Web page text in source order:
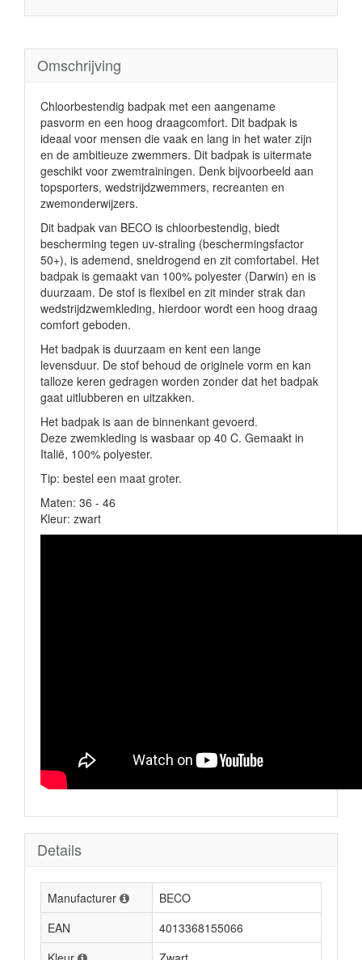
Omschrijving
Chloorbestendig badpak met een aangename
pasvorm en een hoog draagcomfort. Dit badpak is
ideaal voor mensen die vaak en lang in het water zijn
en de ambitieuze zwemmers. Dit badpak is uitermate
geschikt voor zwemtrainingen. Denk bijvoorbeeld aan
topsporters, wedstrijdzwemmers, recreanten en
zwemonderwijzers.
Dit badpak van BECO is chloorbestendig, biedt
bescherming tegen uv-straling (beschermingsfactor
50+), is ademend, sneldrogend en zit comfortabel. Het
badpak is gemaakt van 100% polyester (Darwin) en is
duurzaam. De stof is flexibel en zit minder strak dan
wedstrijdzwemkleding, hierdoor wordt een hoog draag
comfort geboden.
Het badpak is duurzaam en kent een lange
levensduur. De stof behoud de originele vorm en kan
talloze keren gedragen worden zonder dat het badpak
gaat uitlubberen en uitzakken.
Het badpak is aan de binnenkant gevoerd.
Deze zwemkleding is wasbaar op 40 C. Gemaakt in
Italië, 100% polyester.
Tip: bestel een maat groter.
Maten: 36 - 46
Kleur: zwart
Details
Manufacturer
BECO
EAN
4013368155066